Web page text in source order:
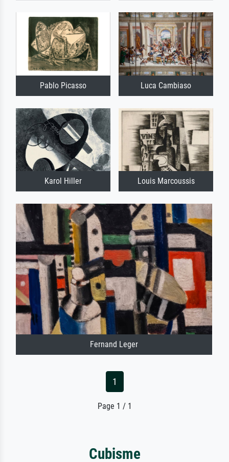
Pablo Picasso Luca Cambiaso
Karol Hiller Louis Marcoussis
Fernand Leger
1
Page 1 / 1
Cubisme